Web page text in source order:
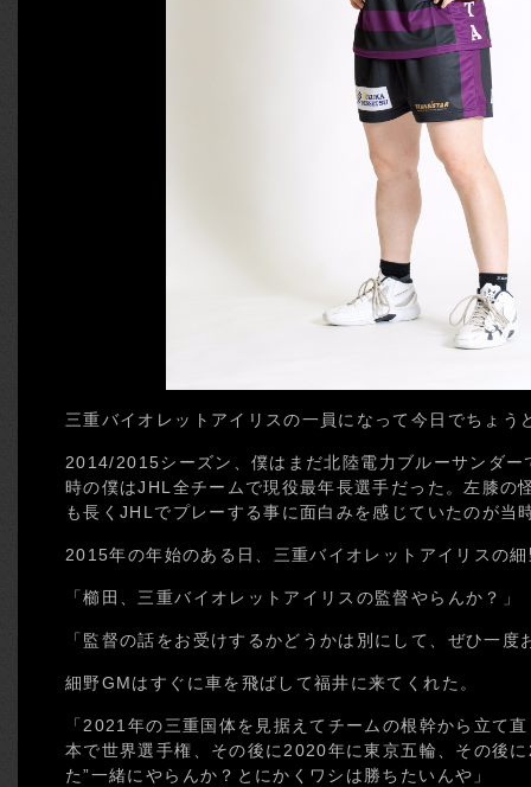
三重バイオレットアイリスの一員になって今日でちょう
2014/2015シーズン、僕はまだ北陸電力ブルーサンダー
時の僕はJHL全チームで現役最年長選手だった。左膝の
も長くJHLでプレーする事に面白みを感じていたのが当
2015年の年始のある日、三重バイオレットアイリスの
「櫛田、三重バイオレットアイリスの監督やらんか？」
「監督の話をお受けするかどうかは別にして、ぜひ一度
細野GMはすぐに車を飛ばして福井に来てくれた。
「2021年の三重国体を見据えてチームの根幹から立て
本で世界選手権、その後に2020年に東京五輪、その後
た”一緒にやらんか？とにかくワシは勝ちたいんや」